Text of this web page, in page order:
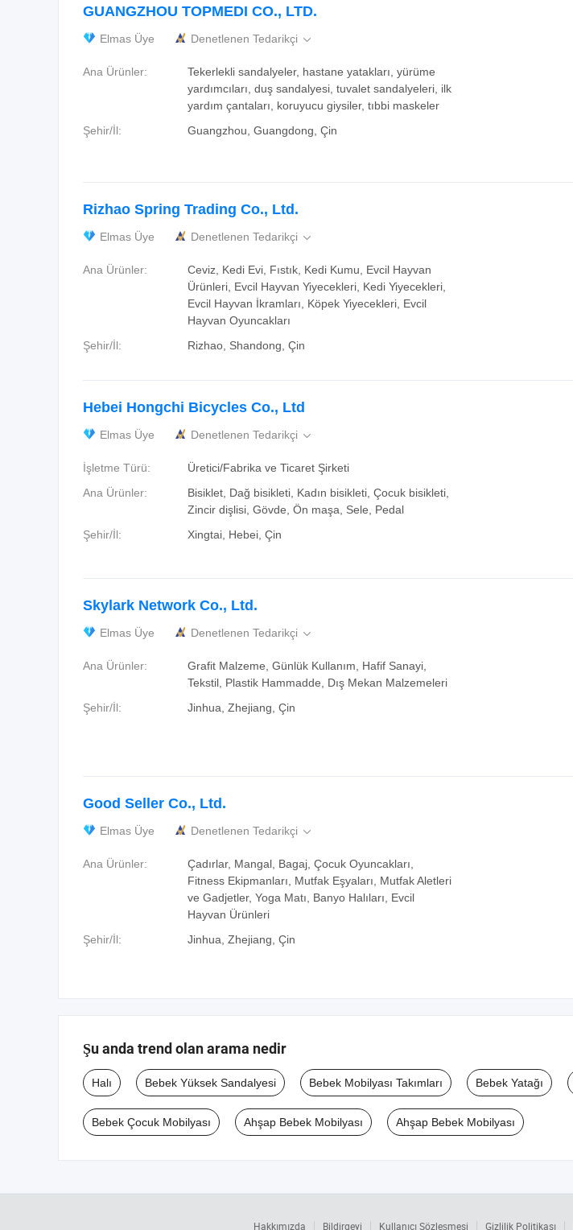
GUANGZHOU TOPMEDI CO., LTD.
Elmas Üye Denetlenen Tedarikçi 
Ana Ürünler:
Tekerlekli sandalyeler, hastane yatakları, yürüme
yardımcıları, duş sandalyesi, tuvalet sandalyeleri, ilk
yardım çantaları, koruyucu giysiler, tıbbi maskeler
Şehir/İl:
Guangzhou, Guangdong, Çin
Rizhao Spring Trading Co., Ltd.
Elmas Üye Denetlenen Tedarikçi 
Ana Ürünler:
Ceviz, Kedi Evi, Fıstık, Kedi Kumu, Evcil Hayvan
Ürünleri, Evcil Hayvan Yiyecekleri, Kedi Yiyecekleri,
Evcil Hayvan İkramları, Köpek Yiyecekleri, Evcil
Hayvan Oyuncakları
Şehir/İl:
Rizhao, Shandong, Çin
Hebei Hongchi Bicycles Co., Ltd
Elmas Üye Denetlenen Tedarikçi 
İşletme Türü:
Üretici/Fabrika ve Ticaret Şirketi
Ana Ürünler:
Bisiklet, Dağ bisikleti, Kadın bisikleti, Çocuk bisikleti,
Zincir dişlisi, Gövde, Ön maşa, Sele, Pedal
Şehir/İl:
Xingtai, Hebei, Çin
Skylark Network Co., Ltd.
Elmas Üye Denetlenen Tedarikçi 
Ana Ürünler:
Grafit Malzeme, Günlük Kullanım, Hafif Sanayi,
Tekstil, Plastik Hammadde, Dış Mekan Malzemeleri
Şehir/İl:
Jinhua, Zhejiang, Çin
Good Seller Co., Ltd.
Elmas Üye Denetlenen Tedarikçi 
Ana Ürünler:
Çadırlar, Mangal, Bagaj, Çocuk Oyuncakları,
Fitness Ekipmanları, Mutfak Eşyaları, Mutfak Aletleri
ve Gadjetler, Yoga Matı, Banyo Halıları, Evcil
Hayvan Ürünleri
Şehir/İl:
Jinhua, Zhejiang, Çin
Şu anda trend olan arama nedir
Halı Bebek Yüksek Sandalyesi Bebek Mobilyası Takımları Bebek Yatağı
Bebek Çocuk Mobilyası Ahşap Bebek Mobilyası Ahşap Bebek Mobilyası
Hakkımızda Bildirgeyi Kullanıcı Sözleşmesi Gizlilik Politikası